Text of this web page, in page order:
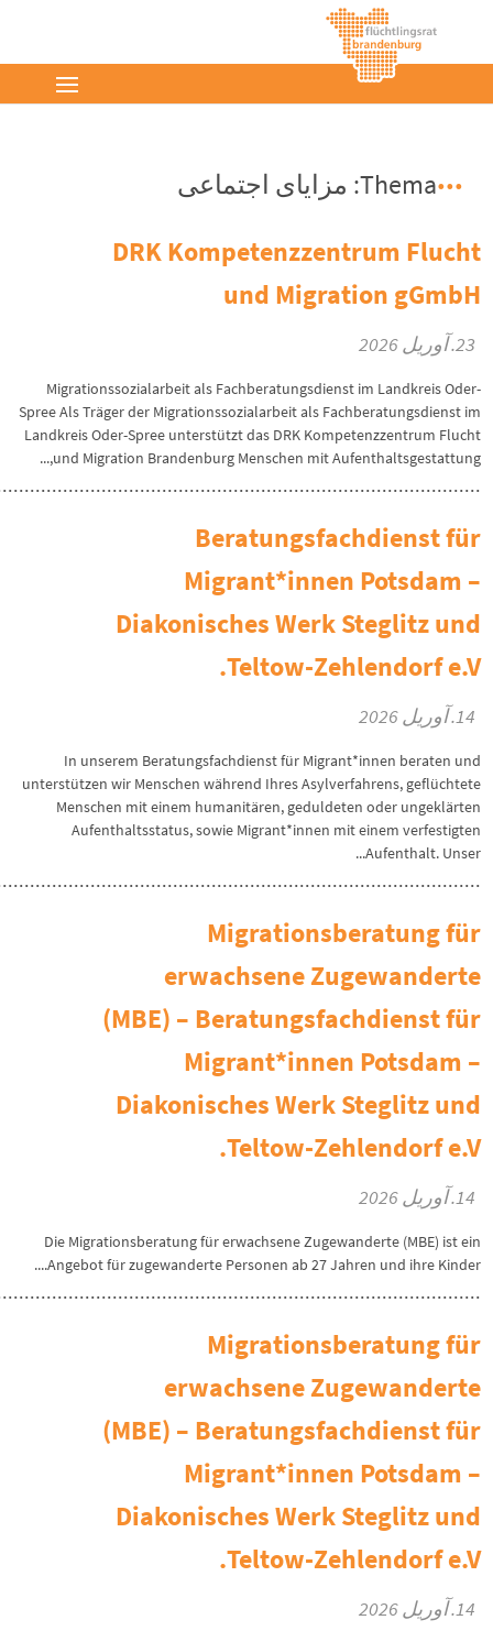
Thema: مزایای اجتماعی
DRK Kompetenzzentrum Flucht
und Migration gGmbH
23. آوریل 2026
Migrationssozialarbeit als Fachberatungsdienst im Landkreis Oder-
Spree Als Träger der Migrationssozialarbeit als Fachberatungsdienst im
Landkreis Oder-Spree unterstützt das DRK Kompetenzzentrum Flucht
und Migration Brandenburg Menschen mit Aufenthaltsgestattung,...
Beratungsfachdienst für
Migrant*innen Potsdam –
Diakonisches Werk Steglitz und
Teltow-Zehlendorf e.V.
14. آوریل 2026
In unserem Beratungsfachdienst für Migrant*innen beraten und
unterstützen wir Menschen während Ihres Asylverfahrens, geflüchtete
Menschen mit einem humanitären, geduldeten oder ungeklärten
Aufenthaltsstatus, sowie Migrant*innen mit einem verfestigten
Aufenthalt. Unser...
Migrationsberatung für
erwachsene Zugewanderte
(MBE) – Beratungsfachdienst für
Migrant*innen Potsdam –
Diakonisches Werk Steglitz und
Teltow-Zehlendorf e.V.
14. آوریل 2026
Die Migrationsberatung für erwachsene Zugewanderte (MBE) ist ein
Angebot für zugewanderte Personen ab 27 Jahren und ihre Kinder....
Migrationsberatung für
erwachsene Zugewanderte
(MBE) – Beratungsfachdienst für
Migrant*innen Potsdam –
Diakonisches Werk Steglitz und
Teltow-Zehlendorf e.V.
14. آوریل 2026